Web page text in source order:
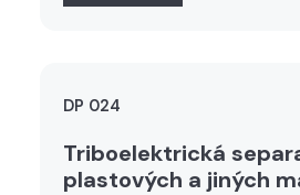
DP 024
Triboelektrická
plastových a jiných